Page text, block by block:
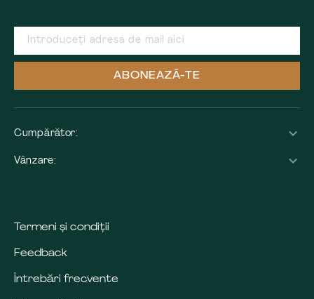
ABONEAZĂ-TE
Cumpărător:
Vânzare:
Termeni și condiții
Feedback
Întrebări frecvente